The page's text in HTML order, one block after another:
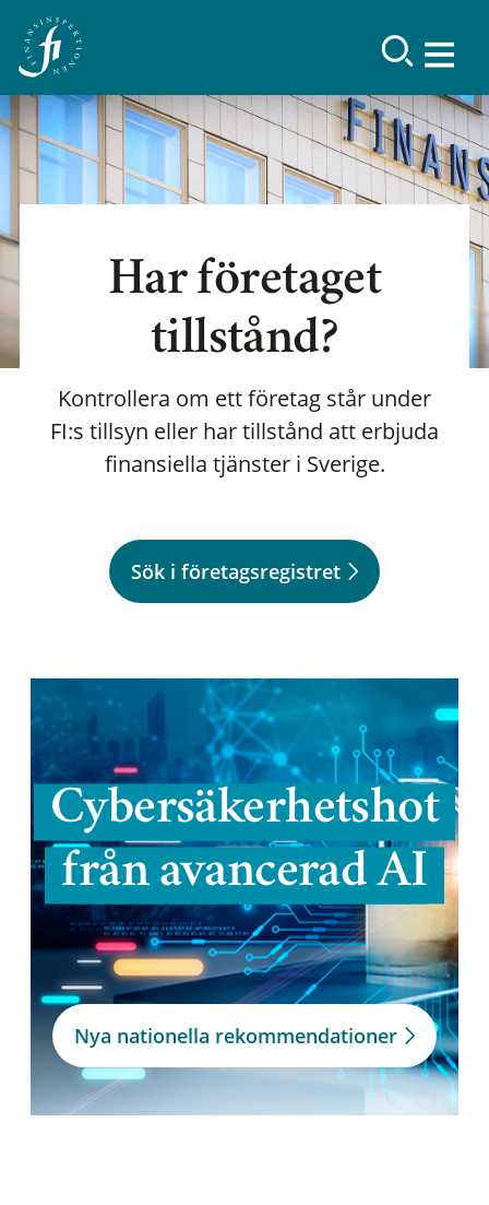
Har företaget
tillstånd?
Kontrollera om ett företag står under
FI:s tillsyn eller har tillstånd att erbjuda
finansiella tjänster i Sverige.
Sök i företagsregistret
Cybersäkerhetshot
från avancerad AI
Nya nationella rekommendationer